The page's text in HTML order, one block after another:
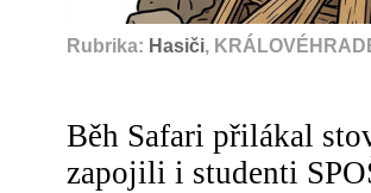
Rubrika: Hasiči,
Běh Safari přilákal
zapojili i studenti